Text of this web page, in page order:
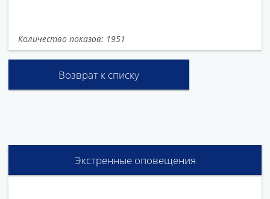
Количество показов: 1951
Возврат к списку
Экстренные оповещения